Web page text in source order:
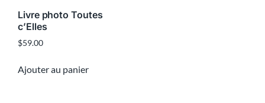
Livre photo Toutes
c’Elles
$59.00
Ajouter au panier